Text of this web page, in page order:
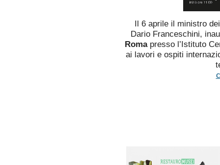
Il 6 aprile il ministro
Dario Franceschini,
Romapresso l’Istituto
ai lavori e ospiti